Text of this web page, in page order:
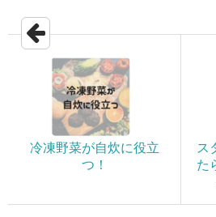
冷凍野菜が自炊に役立
つ！
ス
た